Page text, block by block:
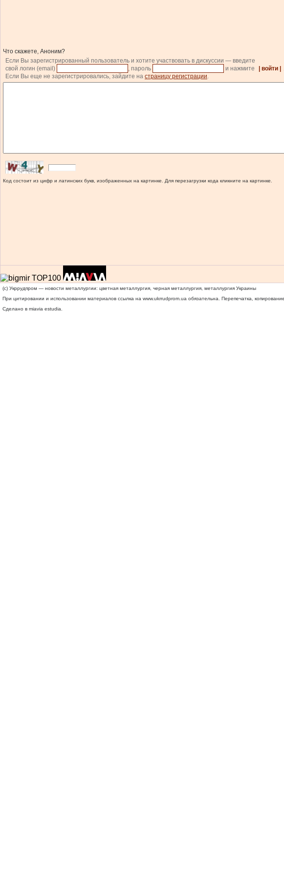
Что скажете, Аноним?
Если Вы зарегистрированный пользователь и хотите участвовать в дискуссии — введите
свой логин (email)
, пароль и нажмите | войти |
Если Вы еще не зарегистрировались, зайдите на страницу регистрации.
Код состоит из цифр и латинских букв, изображенных на картинке. Для перезагрузки кода кликните на картинке.
(c) Укррудпром — новости металлургии: цветная металлургия, черная металлургия, металлургия Украины
При цитировании и использовании материалов ссылка на www.ukrrudprom.ua обязательна. Перепечатка,
Сделано в miavia estudia.